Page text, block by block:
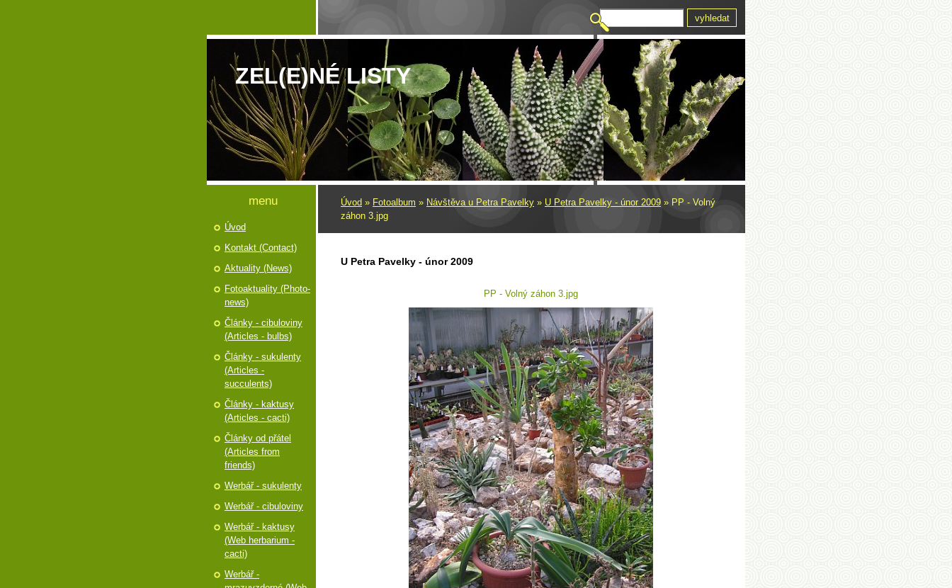
ZEL(E)NÉ LISTY
Úvod » Fotoalbum » Návštěva u Petra Pavelky » U Petra Pavelky - únor 2009 » PP - Volný
záhon 3.jpg
U Petra Pavelky - únor 2009
PP - Volný záhon 3.jpg
menu
Úvod
Kontakt (Contact)
Aktuality (News)
Fotoaktuality (Photo-
news)
Články - cibuloviny
(Articles - bulbs)
Články - sukulenty
(Articles -
succulents)
Články - kaktusy
(Articles - cacti)
Články od přátel
(Articles from
friends)
Werbář - sukulenty
Werbář - cibuloviny
Werbář - kaktusy
(Web herbarium -
cacti)
Werbář -